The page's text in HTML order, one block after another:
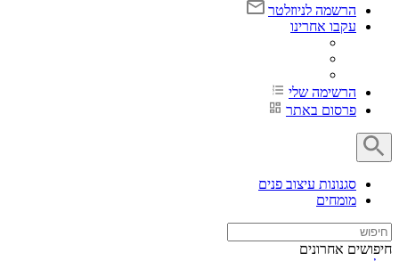
הרשמה לניוזלטר
עקבו אחרינו
הרשימה שלי
פרסום באתר
סגנונות עיצוב פנים
מומחים
חיפושים אחרונים